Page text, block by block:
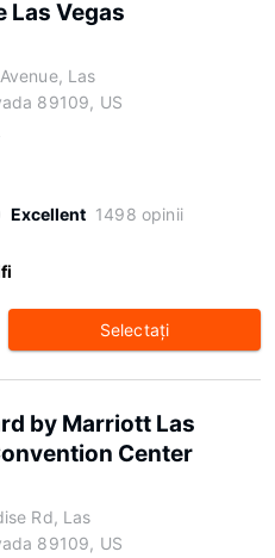
Las Vegas
Las
89109, US
Excellent 1498 opinii
Selectaţi
by Marriott Las
Center
Rd, Las
89109, US